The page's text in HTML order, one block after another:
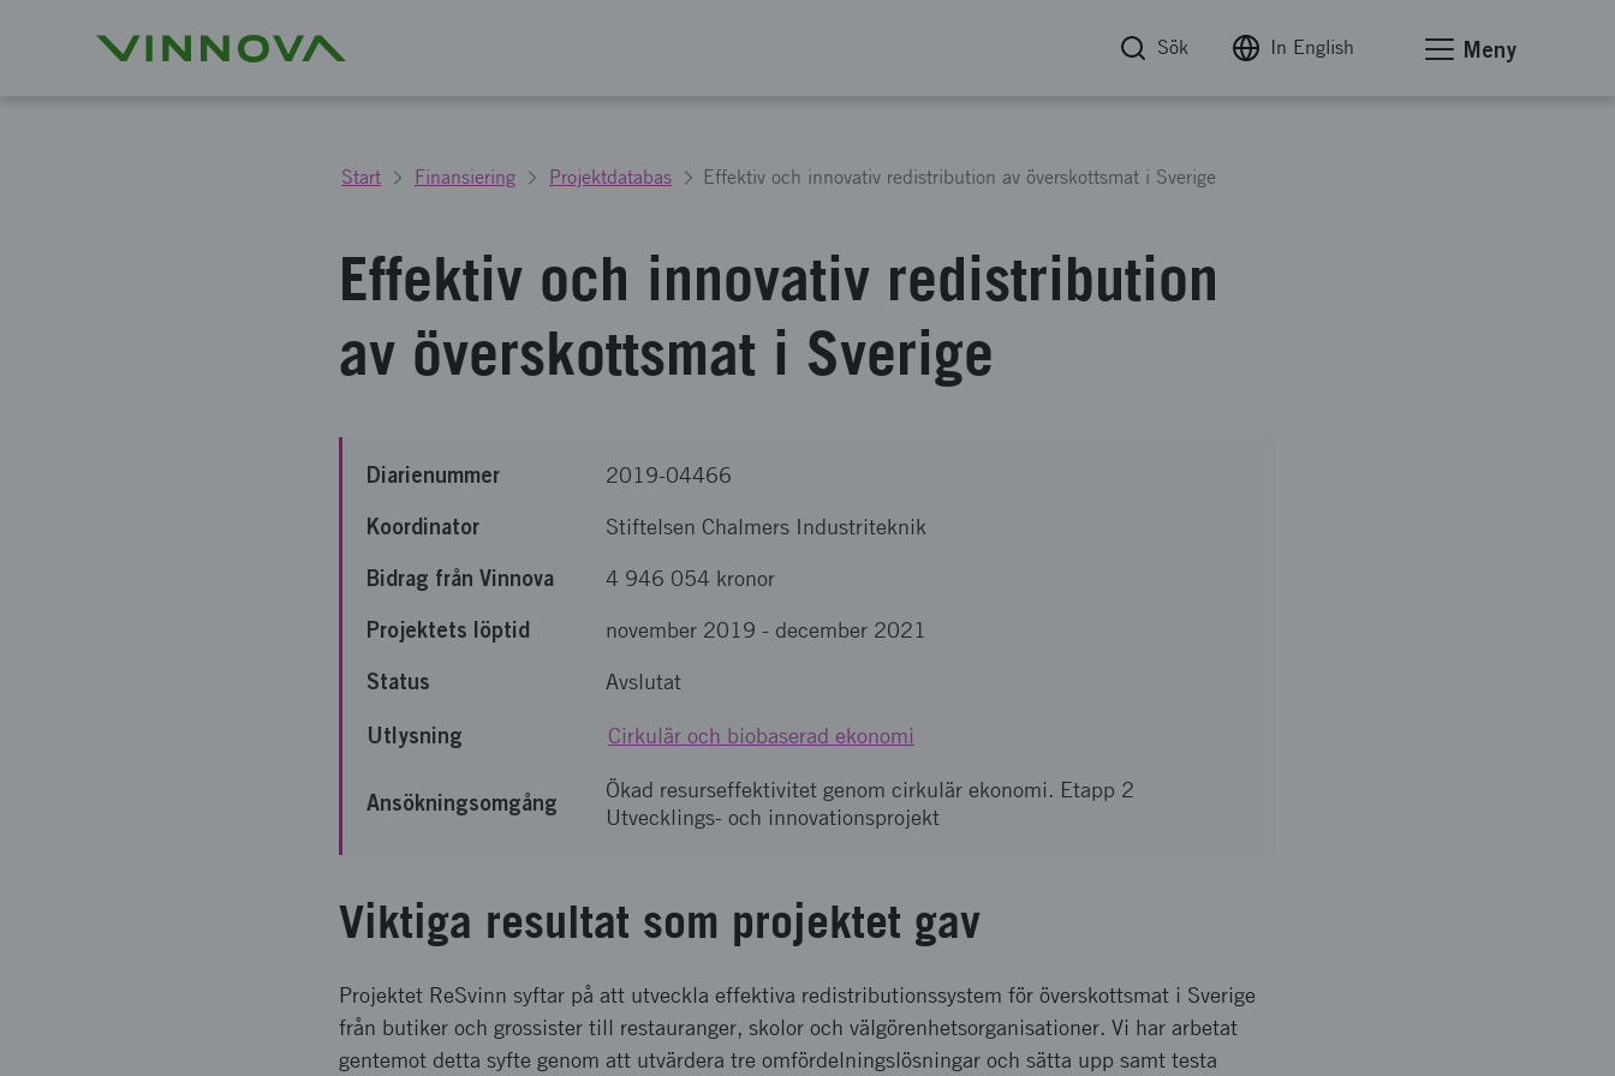
Sök In English Meny
Start Finansiering Projektdatabas Effektiv och innovativ redistribution av överskottsmat i Sverige
Effektiv och innovativ redistribution
av överskottsmat i Sverige
Diarienummer 2019-04466
Koordinator Stiftelsen Chalmers Industriteknik
Bidrag från Vinnova 4 946 054 kronor
Projektets löptid november 2019 - december 2021
Status Avslutat
Utlysning Cirkulär och biobaserad ekonomi
Ansökningsomgång
Ökad resurseffektivitet genom cirkulär ekonomi. Etapp 2
Utvecklings- och innovationsprojekt
Viktiga resultat som projektet gav
Projektet ReSvinn syftar på att utveckla effektiva redistributionssystem för överskottsmat i Sverige
från butiker och grossister till restauranger, skolor och välgörenhetsorganisationer. Vi har arbetat
gentemot detta syfte genom att utvärdera tre omfördelningslösningar och sätta upp samt testa